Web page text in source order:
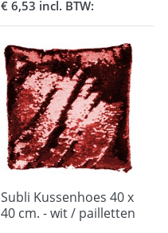
€ 6,53 incl. BTW:
Subli Kussenhoes 40 x
40 cm. - wit / pailletten